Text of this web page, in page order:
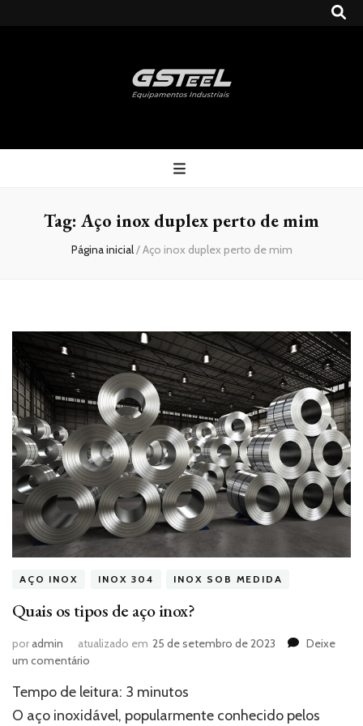
Gsteel
Tag: Aço inox duplex perto de mim
Página inicial/Aço inox duplex perto de mim
AÇO INOX INOX 304 INOX SOB MEDIDA
Quais os tipos de aço inox?
poradmin atualizado em 25 de setembro de 2023
Deixe
um comentário
os
tipos
Tempo de leitura: 3 minutos
O aço inoxidável, popularmente conhecido pelos